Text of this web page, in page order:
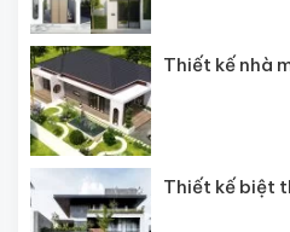
Thiết kế nhà
Thiết kế biệt